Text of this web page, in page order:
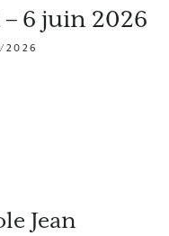
– 6 juin 2026
2026
Jean